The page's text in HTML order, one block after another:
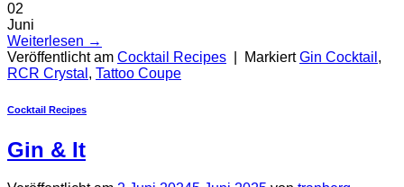
02
Juni
Weiterlesen →
Veröffentlicht am Cocktail Recipes MarkiertGin Cocktail ,
RCR Crystal , Tattoo Coupe
Cocktail Recipes
Gin & It